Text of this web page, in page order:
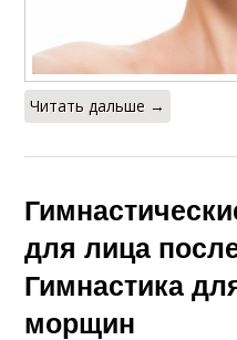
Читать дальше →
для лица
Гимнастика
морщин